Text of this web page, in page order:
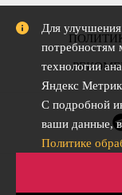
Для
потребностям
технологии
Яндекс
С подробной
ваши данные,
Политике